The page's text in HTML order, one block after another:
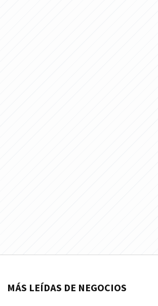
MÁS LEÍDAS DE NEGOCIOS